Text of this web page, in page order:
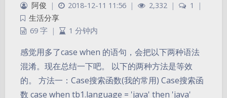
阿俊 | 2018-12-11 11:56 | 2,332 | 1
|
生活分享
69 字 | 1 分钟内
感觉用多了case when 的语句，会把以下两种语法
混淆。现在总结一下吧。 以下的两种方法是等效
的。 方法一：Case搜索函数(我的常用) Case搜索函
数 case when tb1.language = 'java' then 'java'